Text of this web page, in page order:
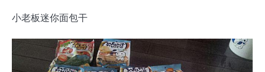
小老板迷你面包干